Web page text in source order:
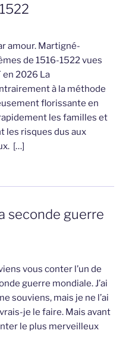
amour. Martigné-
de 1516-1522 vues
en 2026 La
à la méthode
florissante en
les familles et
les risques dus aux
[…]
seconde guerre
vous conter l’un de
guerre mondiale. J’ai
souviens, mais je ne l’ai
je le faire. Mais avant
le plus merveilleux